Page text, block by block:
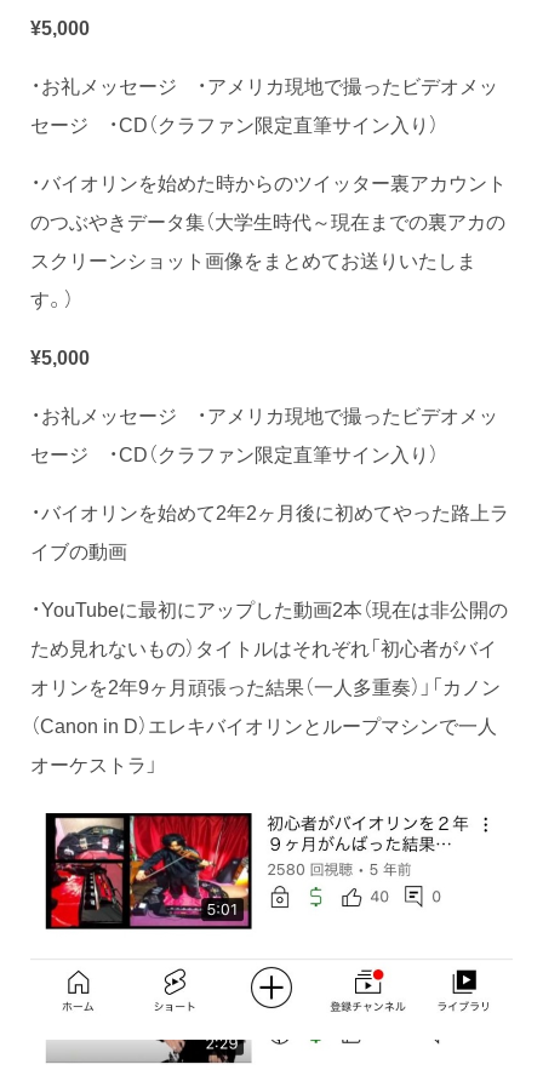
¥5,000
・お礼メッセージ ・アメリカ現地で撮ったビデオメッ
セージ ・CD（クラファン限定直筆サイン入り）
・バイオリンを始めた時からのツイッター裏アカウント
のつぶやきデータ集（大学生時代～現在までの裏アカの
スクリーンショット画像をまとめてお送りいたしま
す。）
¥5,000
・お礼メッセージ ・アメリカ現地で撮ったビデオメッ
セージ ・CD（クラファン限定直筆サイン入り）
・バイオリンを始めて2年2ヶ月後に初めてやった路上ラ
イブの動画
・YouTubeに最初にアップした動画2本（現在は非公開の
ため見れないもの）タイトルはそれぞれ「初心者がバイ
オリンを2年9ヶ月頑張った結果（一人多重奏）」「カノン
（Canon in D）エレキバイオリンとループマシンで一人
オーケストラ」